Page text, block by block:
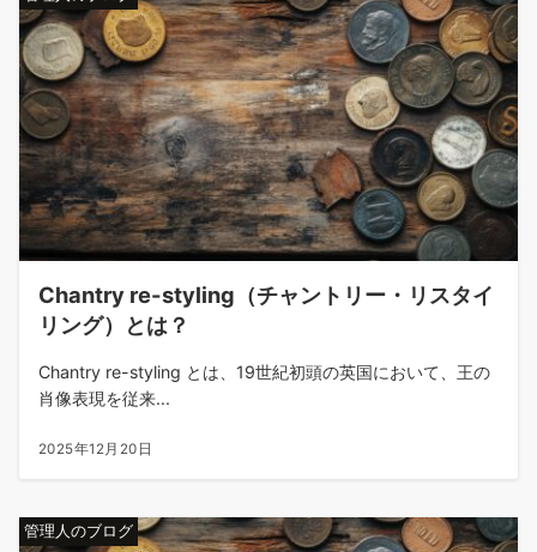
Chantry re-styling（チャントリー・リスタイ
リング）とは？
Chantry re-styling とは、19世紀初頭の英国において、王の
肖像表現を従来...
2025年12月20日
管理人のブログ